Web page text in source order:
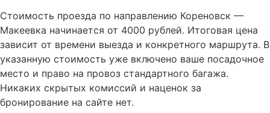
Стоимость проезда по направлению Кореновск —
Макеевка начинается от 4000 рублей. Итоговая цена
зависит от времени выезда и конкретного маршрута. В
указанную стоимость уже включено ваше посадочное
место и право на провоз стандартного багажа.
Никаких скрытых комиссий и наценок за
бронирование на сайте нет.